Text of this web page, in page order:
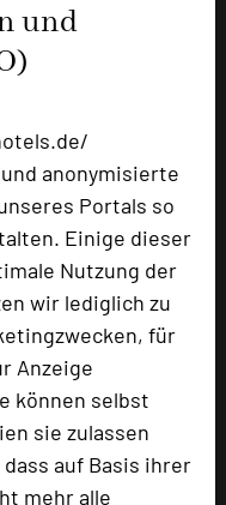
und
anonymisierte
Portals so
Einige dieser
Nutzung der
wir lediglich zu
für
Anzeige
können selbst
sie zulassen
auf Basis ihrer
mehr alle
oder
musst dem Leib
Lust hat darin zu
von